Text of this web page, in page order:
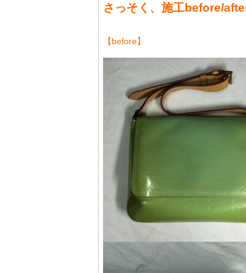
さっそく、施工before/
【before】